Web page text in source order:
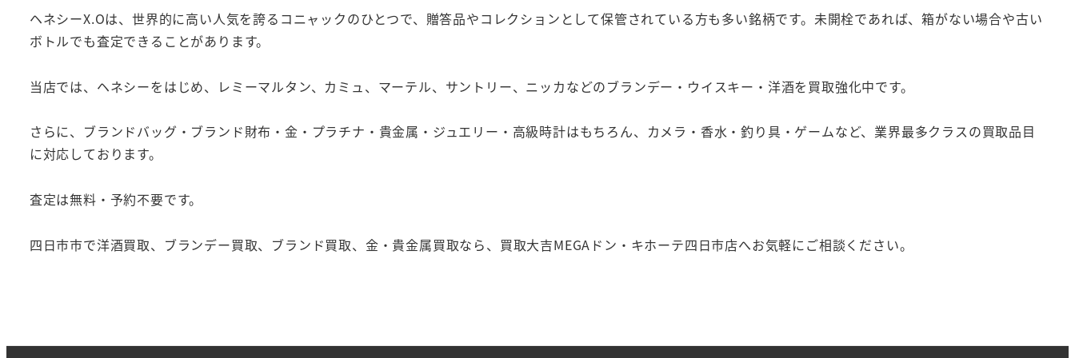
ヘネシーX.Oは、世界的に高い人気を誇るコニャックのひとつで、贈答品やコレクションとして保管されている方も多い銘柄です。未開栓であれば、箱がない場合や古い
ボトルでも査定できることがあります。
当店では、ヘネシーをはじめ、レミーマルタン、カミュ、マーテル、サントリー、ニッカなどのブランデー・ウイスキー・洋酒を買取強化中です。
さらに、ブランドバッグ・ブランド財布・金・プラチナ・貴金属・ジュエリー・高級時計はもちろん、カメラ・香水・釣り具・ゲームなど、業界最多クラスの買取品目
に対応しております。
査定は無料・予約不要です。
四日市市で洋酒買取、ブランデー買取、ブランド買取、金・貴金属買取なら、買取大吉MEGAドン・キホーテ四日市店へお気軽にご相談ください。